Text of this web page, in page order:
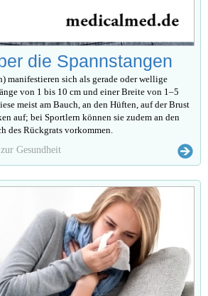
die Spannstangen
manifestieren sich als gerade oder wellige
von 1 bis 10 cm und einer Breite von 1–5
meist am Bauch, an den Hüften, auf der Brust
auf; bei Sportlern können sie zudem an den
des Rückgrats vorkommen.
Gesundheit